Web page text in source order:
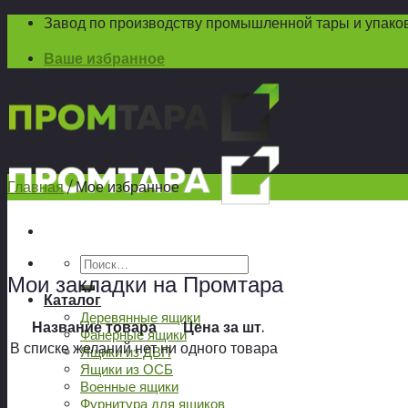
Skip
content
Завод по производству промышленной тары и
Ваше избранное
Искать:
Каталог
Деревянные ящики
Фанерные ящики
Ящики из ДВП
Ящики из ОСБ
Военные ящики
Фурнитура для ящиков
Главная /Мое избранное
Мои закладки на Промтара
Название товара
Цена за шт.
В списке желаний нет ни одного товара